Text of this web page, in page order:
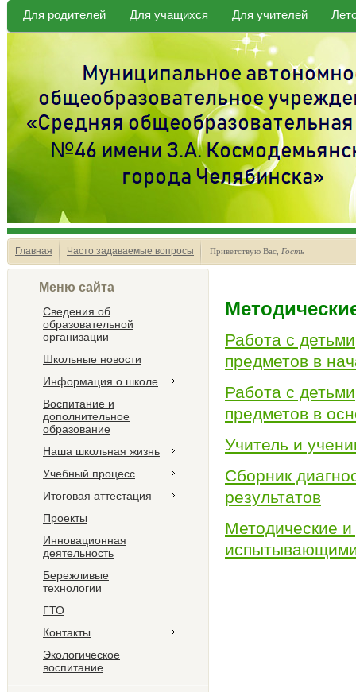
Для родителей Для учащихся Для учителей
Главная Часто задаваемые вопросы Приветствую Вас Гость
Меню сайта
Сведения об
образовательной
организации
Школьные новости
Информация о школе
Воспитание и
дополнительное
образование
Наша школьная жизнь
Учебный процесс
Итоговая аттестация
Проекты
Инновационная
деятельность
Бережливые
технологии
ГТО
Контакты
Экологическое
воспитание
Работа с
предметов в
Работа с
предметов в
Учитель и
Сборник
результатов
Методические
испытывающими